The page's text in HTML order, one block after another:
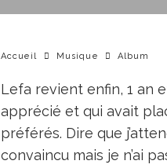
Accueil Musique Album
Lefa revient enfin, 1 an
apprécié et qui avait
préférés. Dire que
convaincu mais je n’ai